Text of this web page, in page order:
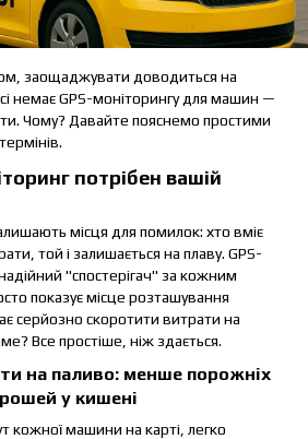
заощаджувати доводиться на
немає GPS-моніторингу для машин —
Чому? Давайте пояснемо простими
потрібен вашій
місця для помилок: хто вміє
той і залишається на плаву. GPS-
"спостерігач" за кожним
показує місце розташування
серйозно скоротити витрати на
Все простіше, ніж здається.
на паливо: менше порожніх
у кишені
кожної машини на карті, легко